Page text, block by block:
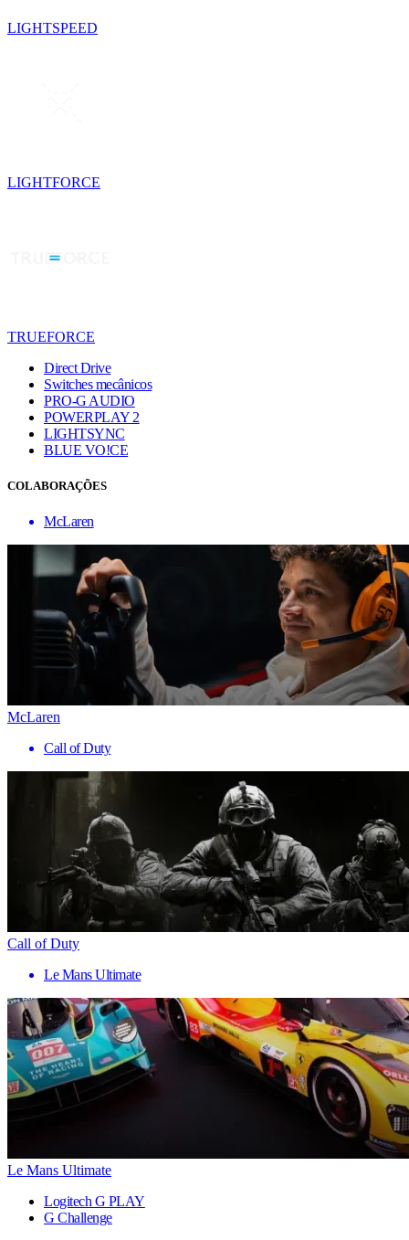
LIGHTSPEED
LIGHTFORCE
TRUEFORCE
Direct Drive
Switches mecânicos
PRO-G AUDIO
POWERPLAY 2
LIGHTSYNC
BLUE VO!CE
COLABORAÇÕES
McLaren
McLaren
Call of Duty
Call of Duty
Le Mans Ultimate
Le Mans Ultimate
Logitech G PLAY
G Challenge